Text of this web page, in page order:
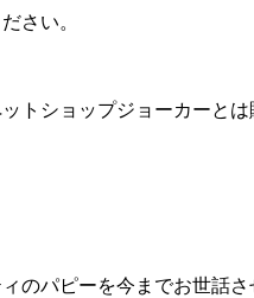
さい。
トショップジョーカーとは
のパピーを今までお世話さ